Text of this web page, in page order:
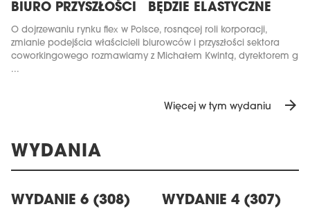
BIURO PRZYSZŁOŚCI BĘDZIE ELASTYCZNE
O dojrzewaniu rynku flex w Polsce, rosnącej roli korporacji,
zmianie podejścia właścicieli biurowców i przyszłości sektora
coworkingowego rozmawiamy z Michałem Kwintą, dyrektorem g
...
Więcej w tym wydaniu arrow_forward
WYDANIA
WYDANIE 6 (308)
WYDANIE 4 (307)